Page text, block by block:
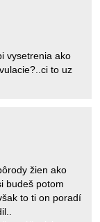
vysetrenia ako
to uz
žien ako
budeš potom
to ti on poradí